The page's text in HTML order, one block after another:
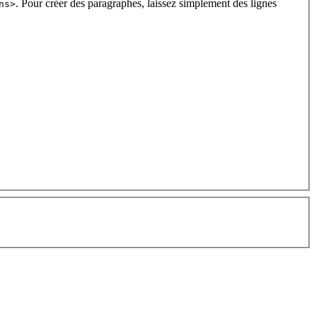
. Pour créer des paragraphes, laissez simplement des lignes